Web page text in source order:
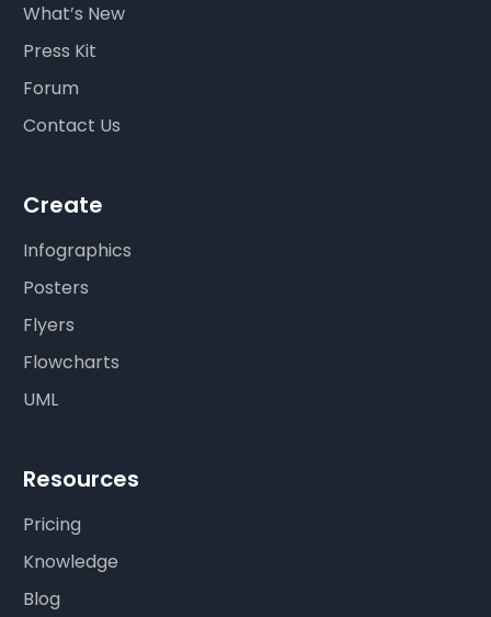
What’s New
Press Kit
Forum
Contact Us
Create
Infographics
Posters
Flyers
Flowcharts
UML
Resources
Pricing
Knowledge
Blog